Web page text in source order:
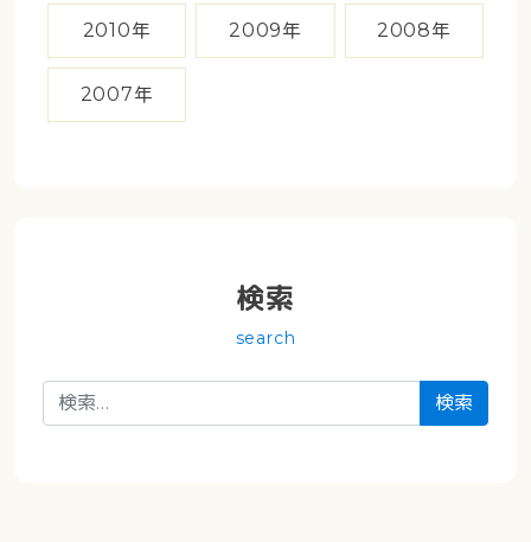
2010年 2009年 2008年
2007年
検索
search
検索: